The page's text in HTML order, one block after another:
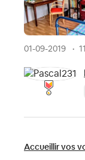
01-09-2019
Accueillir vos